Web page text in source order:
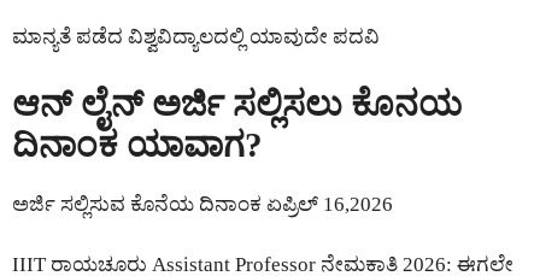
ಮಾನ್ಯತೆ ಪಡೆದ ವಿಶ್ವವಿದ್ಯಾಲದಲ್ಲಿ ಯಾವುದೇ ಪದವಿ
ಆನ್ ಲೈನ್ ಅರ್ಜಿ ಸಲ್ಲಿಸಲು ಕೊನಯ
ದಿನಾಂಕ ಯಾವಾಗ?
ಅರ್ಜಿ ಸಲ್ಲಿಸುವ ಕೊನೆಯ ದಿನಾಂಕ ಏಪ್ರಿಲ್ 16,2026
IIIT ರಾಯಚೂರು Assistant Professor ನೇಮಕಾತಿ 2026: ಈಗಲೇ